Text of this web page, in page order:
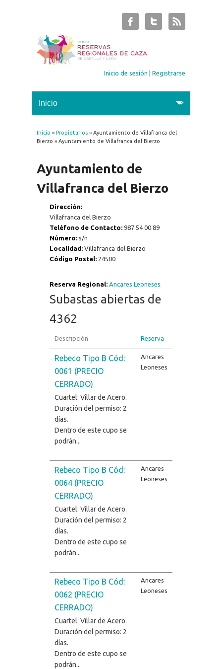
Inicio de sesión |Registrarse
Se encuentra usted aquí
Inicio » Propietarios» Ayuntamiento de Villafranca del
Bierzo » Ayuntamiento de Villafranca del Bierzo
Ayuntamiento de
Villafranca del Bierzo
Dirección:
Villafranca del Bierzo
Teléfono de Contacto: 987 54 00 89
Número: s/n
Localidad: Villafranca del Bierzo
Código Postal: 24500
Reserva Regional: Ancares Leoneses
Subastas abiertas de
4362
Descripción Reserva
Rebeco Tipo B Cód:
0061 (PRECIO
CERRADO)
Cuartel: Villar de Acero.
Duración del permiso: 2
días.
Dentro de este cupo se
podrán...
Ancares
Leoneses
Rebeco Tipo B Cód:
0064 (PRECIO
CERRADO)
Cuartel: Villar de Acero.
Duración del permiso: 2
días.
Dentro de este cupo se
podrán...
Ancares
Leoneses
Rebeco Tipo B Cód:
0062 (PRECIO
CERRADO)
Cuartel: Villar de Acero.
Duración del permiso: 2
días.
Dentro de este cupo se
podrán...
Ancares
Leoneses